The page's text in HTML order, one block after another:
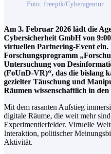
Foto: freepik/Cyberagentur
Am 3. Februar 2026 lädt die
Cybersicherheit GmbH von
virtuellen Partnering-Event
Forschungsprogramm
Untersuchung von
(FoUnD-VR)“, das die bislang
gezielter Täuschung und
Räumen wissenschaftlich in
Mit dem rasanten Aufstieg
digitale Räume, die weit mehr
Experimentierfelder. Virtuelle
Interaktion, politischer
Aktivität.